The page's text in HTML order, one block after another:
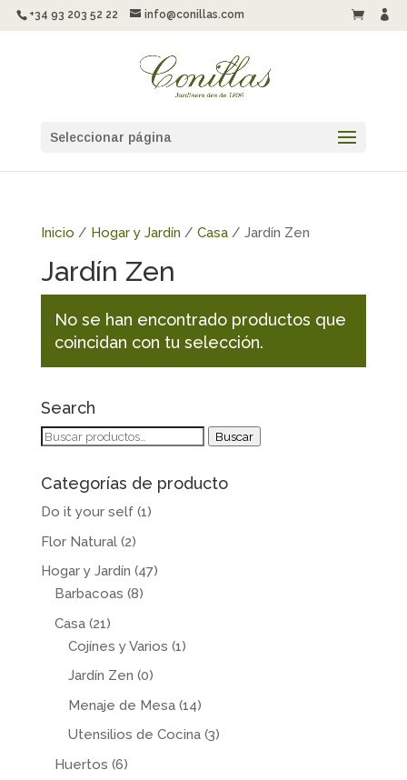
+34 93 203 52 22 info@conillas.com 

Seleccionar página
Inicio / Hogar y Jardín / Casa/ Jardín Zen
Jardín Zen
No se han encontrado productos que
coincidan con tu selección.
Search
Buscar
Buscar
Categorías de producto
Do it your self (1)
Flor Natural (2)
Hogar y Jardín (47)
Barbacoas (8)
Casa (21)
Cojínes y Varios (1)
Jardín Zen (0)
Menaje de Mesa (14)
Utensilios de Cocina (3)
Huertos (6)